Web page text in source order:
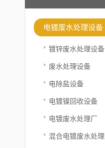
电镀废水处理设备
镀锌废水处理设备
废水处理设备
电除盐设备
电镀镍回收设备
电镀废水处理厂
混合电镀废水处理